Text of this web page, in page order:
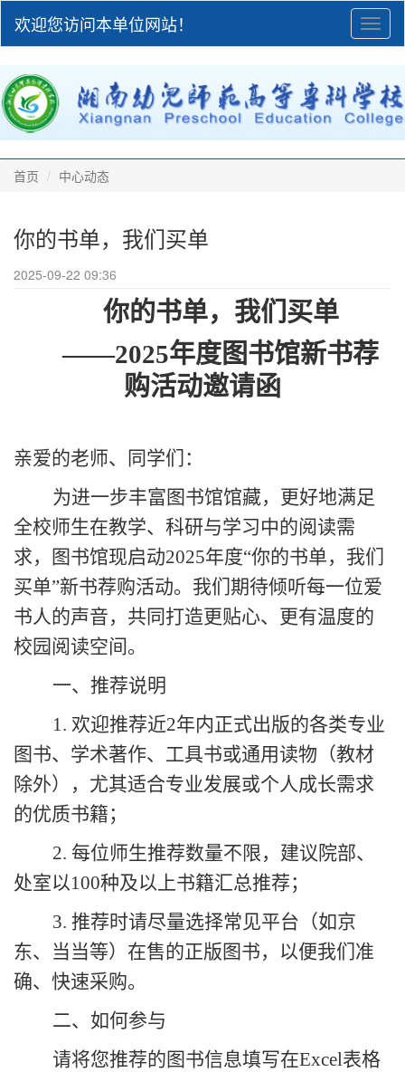
欢迎您访问本单位网站！
首页 中心动态
你的书单，我们买单
2025-09-22 09:36
你的书单， 我们买单
——2025年度图书馆新书荐
购活动邀请函
亲爱的老师、同学们：
为进一步丰富图书馆馆藏，更好地满足
全校师生在教学、科研与学习中的阅读需
求，图书馆现启动2025年度“你的书单， 我们
买单”新书荐购活动。我们期待倾听每一位爱
书人的声音，共同打造更贴心、更有温度的
校园阅读空间。
一、推荐说明
1. 欢迎推荐近2年内正式出版的各类专业
图书、学术著作、工具书或通用读物（教材
除外），尤其适合专业发展或个人成长需求
的优质书籍；
2. 每位师生推荐数量不限， 建议 院部、
处室以100种及以上书籍汇总推荐；
3. 推荐时请尽量选择常见平台（如京
东、当当等）在售的正版图书，以便我们 准
确、 快速采购。
二、如何参与
请将您推荐的图书信息填写在Excel表格